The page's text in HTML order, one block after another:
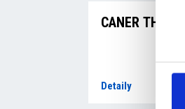
CANER THIERRY
Detaily